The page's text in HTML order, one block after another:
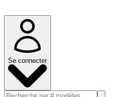
Se connecter